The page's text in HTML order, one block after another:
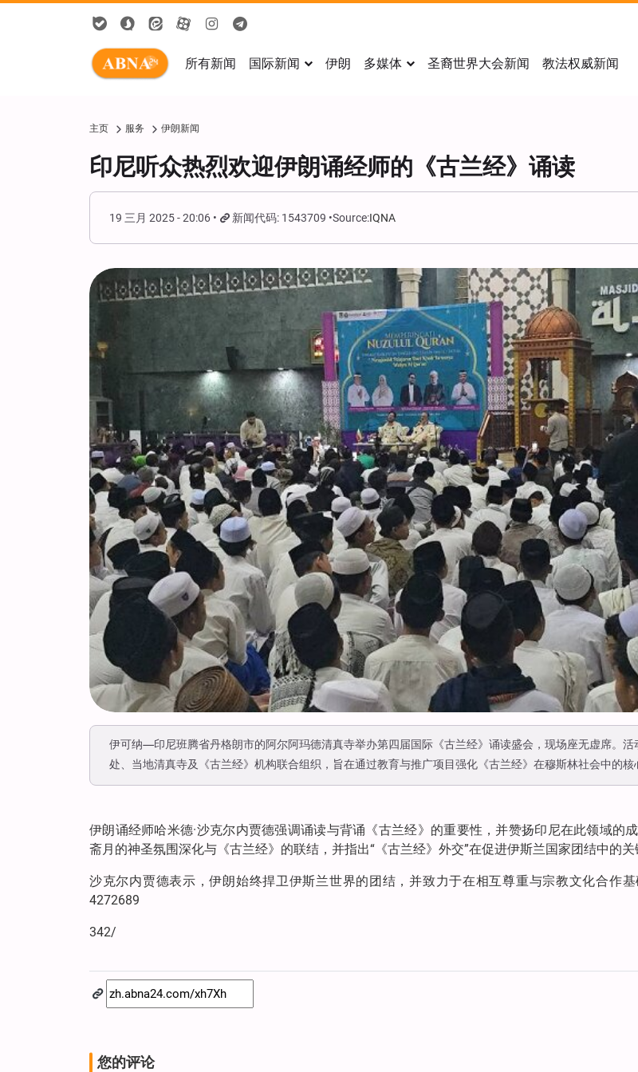
所有新闻 国际新闻 伊朗 多媒体 圣裔世界大会新闻 教法权威新闻
主页 服务 伊朗新闻
印尼听众热烈欢迎伊朗诵经师的《古兰经》诵读
19 三月 2025 - 20:06 新闻代码: 1543709 Source:IQNA
伊可纳—印尼班腾省丹格朗市的阿尔阿玛德清真寺举办第四届国际《古兰经》诵读盛会，现场座无虚席。
处、当地清真寺及《古兰经》机构联合组织，旨在通过教育与推广项目强化《古兰经》在穆斯林社会中的核
伊朗诵经师哈米德·沙克尔内贾德强调诵读与背诵《古兰经》的重要性，并赞扬印尼在此领域的
斋月的神圣氛围深化与《古兰经》的联结，并指出“《古兰经》外交”在促进伊斯兰国家团结中的关
沙克尔内贾德表示，伊朗始终捍卫伊斯兰世界的团结，并致力于在相互尊重与宗教文化合作基
4272689
342/
您的评论
《华尔街
袭计划面临